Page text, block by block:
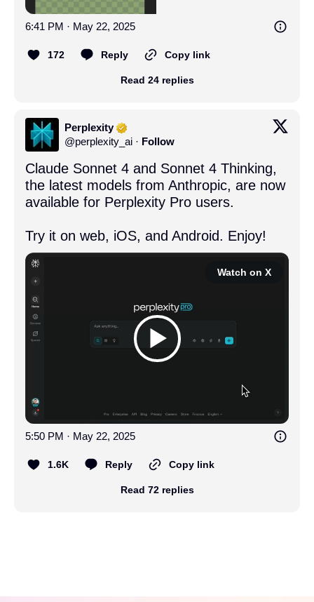
6:41 PM · May 22, 2025
172 Reply Copy link
Read 24 replies
Perplexity
@perplexity_ai · Follow
Claude Sonnet 4 and Sonnet 4 Thinking,
the latest models from Anthropic, are now
available for Perplexity Pro users.
Try it on web, iOS, and Android. Enjoy!
Watch on X
5:50 PM · May 22, 2025
1.6K Reply Copy link
Read 72 replies